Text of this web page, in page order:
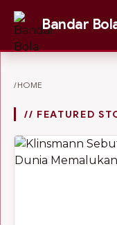
Bandar
/HOME
// FEATURED